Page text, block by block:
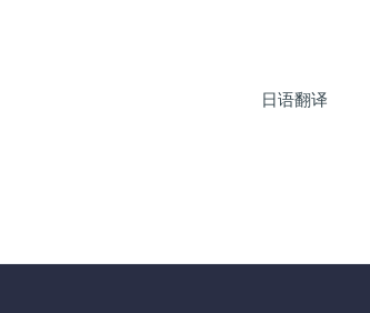
日语翻译